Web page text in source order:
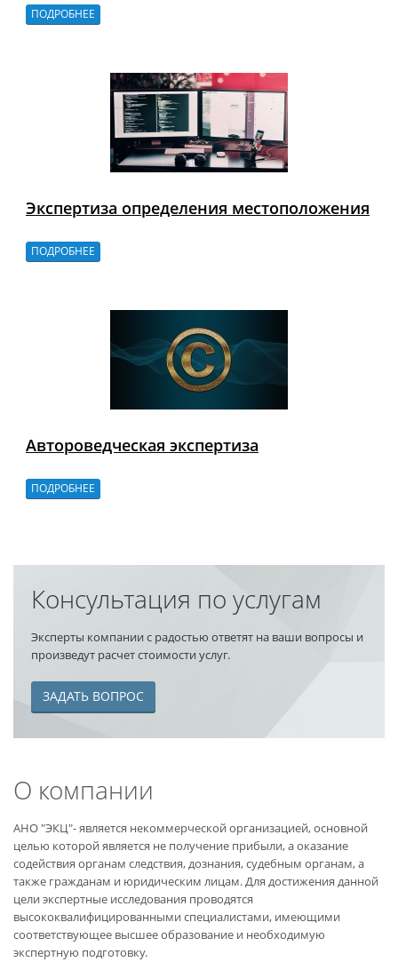
ПОДРОБНЕЕ
Экспертиза определения местоположения
ПОДРОБНЕЕ
Автороведческая экспертиза
ПОДРОБНЕЕ
Консультация по услугам
Эксперты компании с радостью ответят на ваши вопросы и
произведут расчет стоимости услуг.
ЗАДАТЬ ВОПРОС
О компании
АНО "ЭКЦ"- является некоммерческой организацией, основной
целью которой является не получение прибыли, а оказание
содействия органам следствия, дознания, судебным органам, а
также гражданам и юридическим лицам. Для достижения данной
цели экспертные исследования проводятся
высококвалифицированными специалистами, имеющими
соответствующее высшее образование и необходимую
экспертную подготовку.